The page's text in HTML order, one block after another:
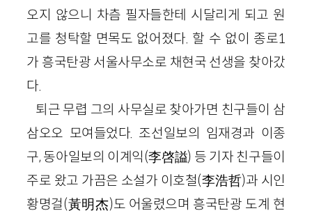
오지 않으니 차츰 필자들한테 시달리게 되고 원
고를 청탁할 면목도 없어졌다. 할 수 없이 종로1
가 흥국탄광 서울사무소로 채현국 선생을 찾아갔
다.
퇴근 무렵 그의 사무실로 찾아가면 친구들이 삼
삼오오 모여들었다. 조선일보의 임재경과 이종
구, 동아일보의 이계익(李啓謚) 등 기자 친구들이
주로 왔고 가끔은 소설가 이호철(李浩哲)과 시인
황명걸(黃明杰)도 어울렸으며 흥국탄광 도계 현